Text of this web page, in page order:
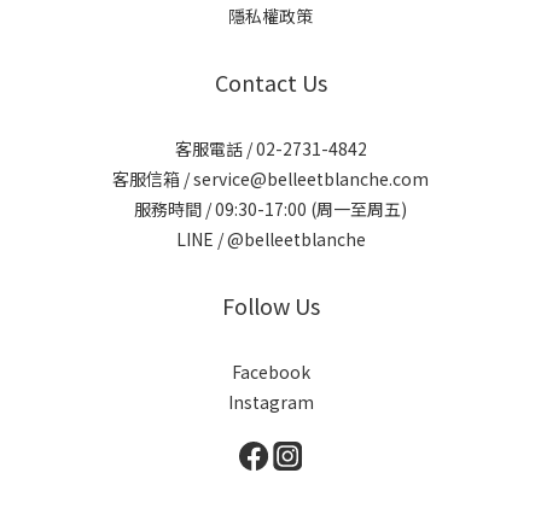
隱私權政策
Contact Us
客服電話 / 02-2731-4842
客服信箱 / service@belleetblanche.com​
服務時間 / 09:30-17:00 (周一至周五)
LINE / @belleetblanche
Follow Us
Facebook
Instagram